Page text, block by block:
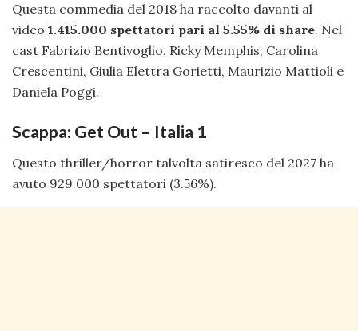
Questa commedia del 2018 ha raccolto davanti al
video 1.415.000 spettatori pari al 5.55% di share. Nel
cast Fabrizio Bentivoglio, Ricky Memphis, Carolina
Crescentini, Giulia Elettra Gorietti, Maurizio Mattioli e
Daniela Poggi.
Scappa: Get Out – Italia 1
Questo thriller/horror talvolta satiresco del 2027 ha
avuto 929.000 spettatori (3.56%).